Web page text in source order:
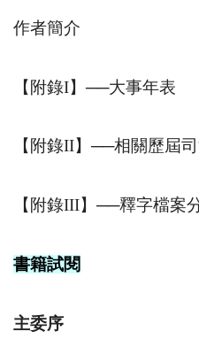
作者簡介
【附錄I】 ──大事年表
【附錄II】 ──相關歷屆
【附錄III】 ──釋字檔案
書籍試閱
主委序